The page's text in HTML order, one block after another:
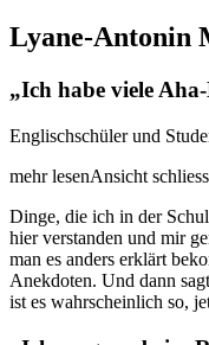
Lyane-Antonin
„Ich habe viele
Englischschüler und
mehr lesenAnsicht
Dinge, die ich in der
hier verstanden und mir
man es anders erklärt
Anekdoten. Und dann
ist es wahrscheinlich so,